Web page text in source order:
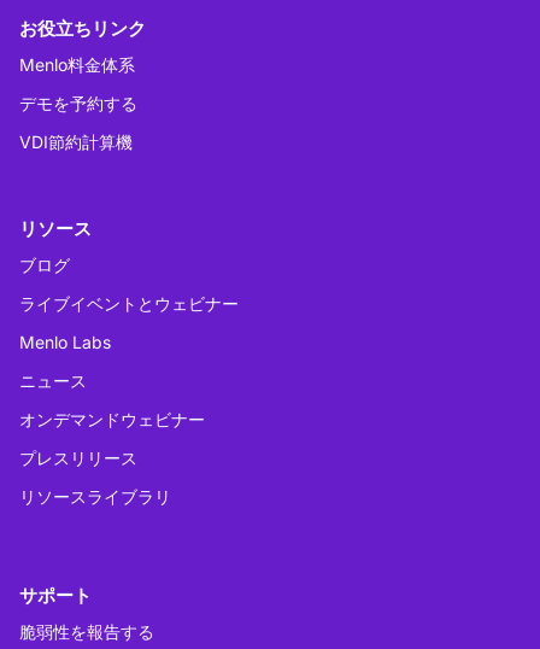
お役立ちリンク
Menlo料金体系
デモを予約する
VDI節約計算機
リソース
ブログ
ライブイベントとウェビナー
Menlo Labs
ニュース
オンデマンドウェビナー
プレスリリース
リソースライブラリ
サポート
脆弱性を報告する